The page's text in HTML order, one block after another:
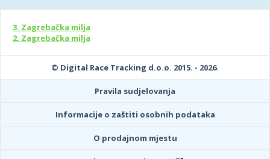
3. Zagrebačka milja
2. Zagrebačka milja
© Digital Race Tracking d.o.o. 2015. - 2026.
Pravila sudjelovanja
Informacije o zaštiti osobnih podataka
O prodajnom mjestu